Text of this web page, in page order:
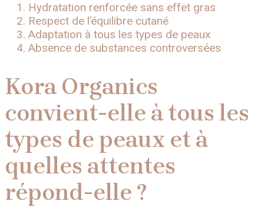
Hydratation renforcée sans effet gras
Respect de l’équilibre cutané
Adaptation à tous les types de peaux
Absence de substances controversées
Kora Organics
convient-elle à tous les
types de peaux et à
quelles attentes
répond-elle ?